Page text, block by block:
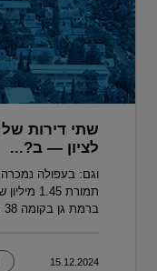
לציון — ב?...
ברמת גן בקומה 38 מתוך 55?
15.12.2024